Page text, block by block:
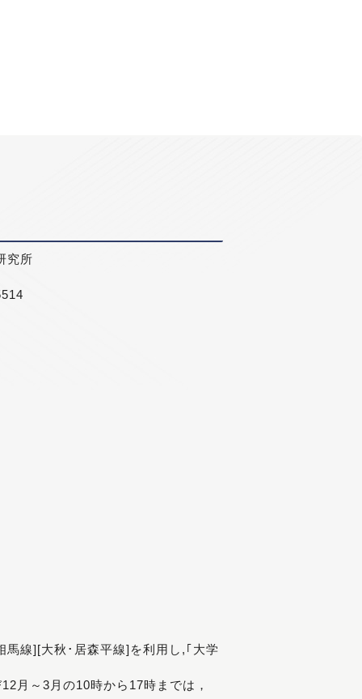
究所
線][大秋･居森平線]を利用し,｢大学
月～3月の10時から17時までは，